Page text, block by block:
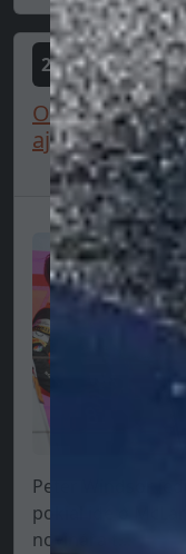
2025-06-20
Odborník:
aj Norrisa v
Peter Windsor
pokiaľ ide o
novinára t...